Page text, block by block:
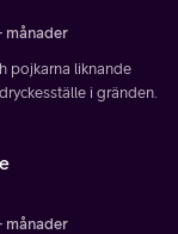
månader
pojkarna liknande
i gränden.
månader